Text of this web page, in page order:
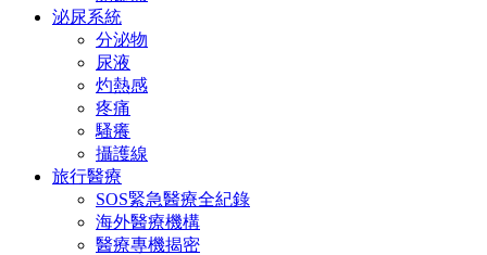
泌尿系統
分泌物
尿液
灼熱感
疼痛
騷癢
攝護線
旅行醫療
SOS緊急醫療全紀錄
海外醫療機構
醫療專機揭密